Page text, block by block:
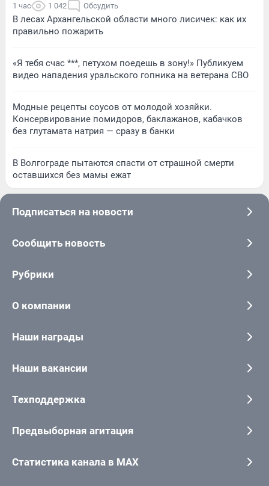
1 час 1 042 Обсудить
В лесах Архангельской области много лисичек: как их
правильно пожарить
«Я тебя счас ***, петухом поедешь в зону!» Публикуем
видео нападения уральского гопника на ветерана СВО
Модные рецепты соусов от молодой хозяйки.
Консервирование помидоров, баклажанов, кабачков
без глутамата натрия — сразу в банки
В Волгограде пытаются спасти от страшной смерти
оставшихся без мамы ежат
Подписаться на новости
Сообщить новость
Рубрики
О компании
Наши награды
Наши вакансии
Техподдержка
Предвыборная агитация
Статистика канала в MAX